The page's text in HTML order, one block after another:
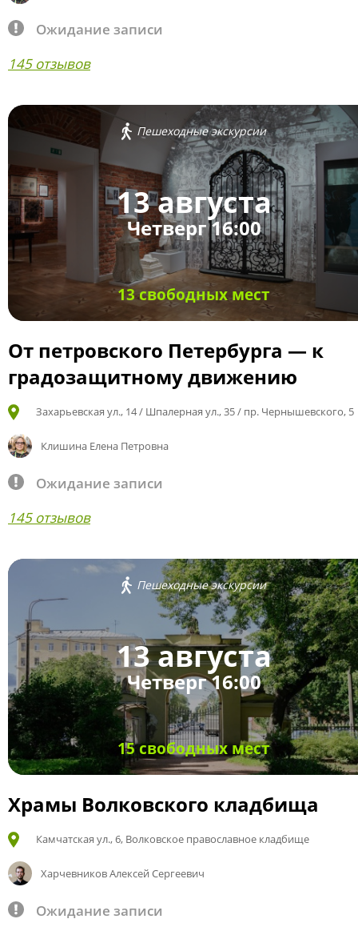
Ожидание записи
145 отзывов
Пешеходные экскурсии
13 августа
Четверг 16:00
13 свободных мест
От петровского Петербурга — к
градозащитному движению
Захарьевская ул., 14 / Шпалерная ул., 35 / пр. Чернышевского, 5
Клишина Елена Петровна
Ожидание записи
145 отзывов
Пешеходные экскурсии
13 августа
Четверг 16:00
15 свободных мест
Храмы Волковского кладбища
Камчатская ул., 6, Волковское православное кладбище
Харчевников Алексей Сергеевич
Ожидание записи